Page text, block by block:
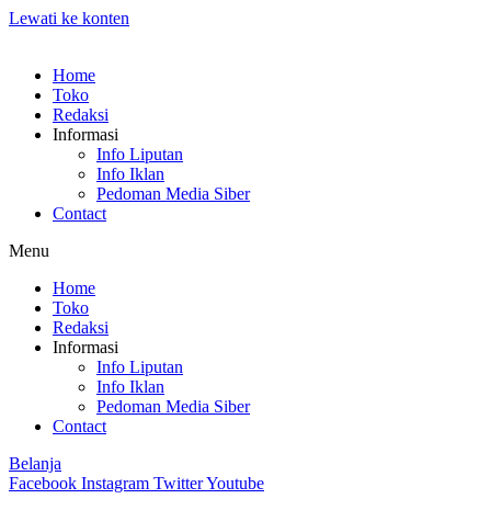
Lewati ke konten
Home
Toko
Redaksi
Informasi
Info Liputan
Info Iklan
Pedoman Media Siber
Contact
Menu
Home
Toko
Redaksi
Informasi
Info Liputan
Info Iklan
Pedoman Media Siber
Contact
Belanja
Facebook Instagram TwitterYoutube